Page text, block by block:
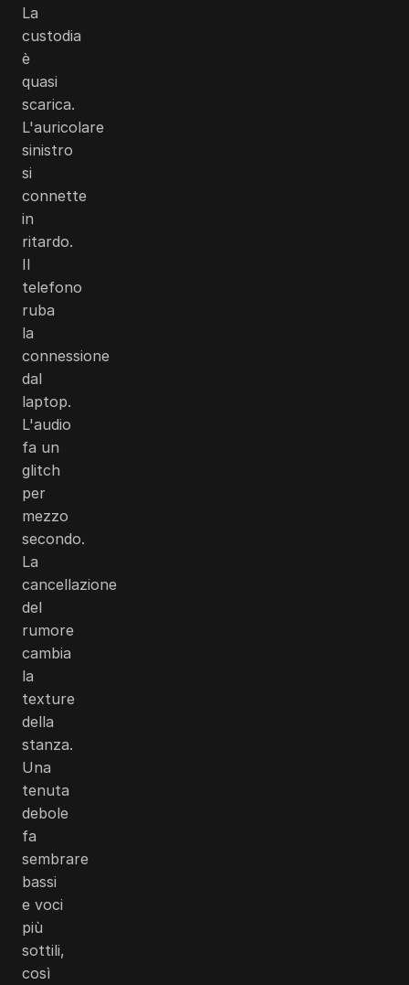
La
custodia
è
quasi
scarica.
L'auricolare
sinistro
si
connette
in
ritardo.
Il
telefono
ruba
la
connessione
dal
laptop.
L'audio
fa un
glitch
per
mezzo
secondo.
La
cancellazione
del
rumore
cambia
la
texture
della
stanza.
Una
tenuta
debole
fa
sembrare
bassi
e voci
più
sottili,
così